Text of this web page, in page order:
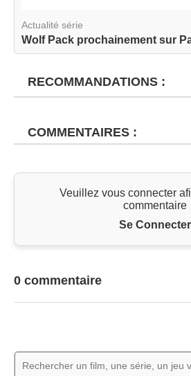
Actualité série
Wolf Pack prochainement sur
RECOMMANDATIONS :
COMMENTAIRES :
Veuillez vous connecter
commentaire
Se Connecter
0 commentaire